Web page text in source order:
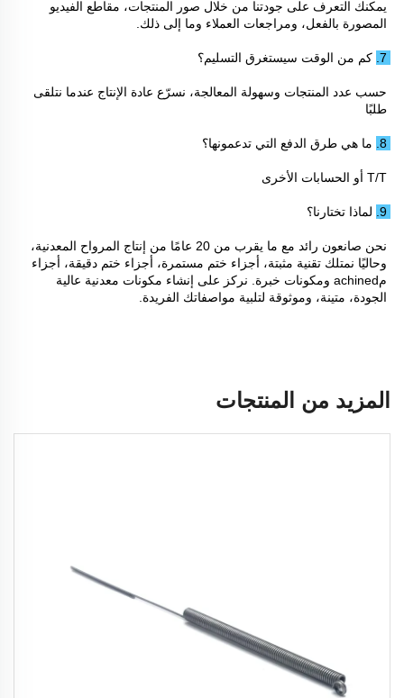
المصورة بالفعل، ومراجعات العملاء وما إلى ذلك.
7. كم من الوقت سيستغرق التسليم؟
طلبًا
8. ما هي طرق الدفع التي تدعمونها؟
T/T أو الحسابات الأخرى
9. لماذا تختارنا؟
الجودة، متينة، وموثوقة لتلبية مواصفاتك الفريدة.
المزيد من المنتجات